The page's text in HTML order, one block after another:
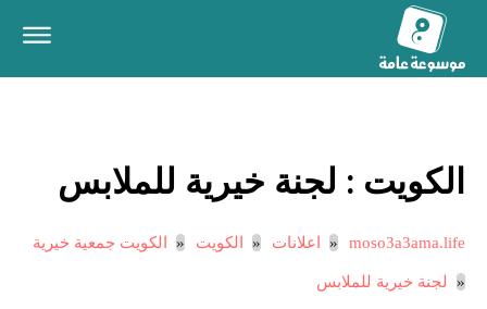
الكويت : لجنة خيرية للملابس
moso3a3ama.life اعلانات الكويت الكويت جمعية خيرية
لجنة خيرية للملابس